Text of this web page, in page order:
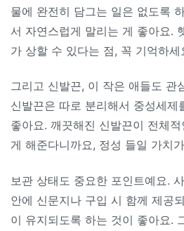
물에 완전히 담그는 일은 없도록
서 자연스럽게 말리는 게 좋아요.
가 상할 수 있다는 점, 꼭 기억하세
그리고 신발끈, 이 작은 애들도 관
신발끈은 따로 분리해서 중성세제
좋아요. 깨끗해진 신발끈이 전체
게 해준다니까요, 정성 들일 가치
보관 상태도 중요한 포인트예요.
안에 신문지나 구입 시 함께 제공
이 유지되도록 하는 것이 좋아요.